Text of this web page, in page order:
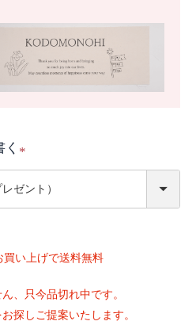
買い上げで送料無料
、只今品切れ中です。
探しご提案いたします。